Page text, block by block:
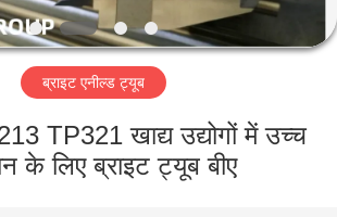
ब्राइट एनील्ड ट्यूब
TP321 खाद्य उद्योगों में उच्च
के लिए ब्राइट ट्यूब बीए